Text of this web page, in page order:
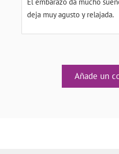
El embarazo da mucho
deja muy agusto y relajada.
Añade un